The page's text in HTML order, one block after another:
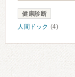
健康診断
人間ドック (4)